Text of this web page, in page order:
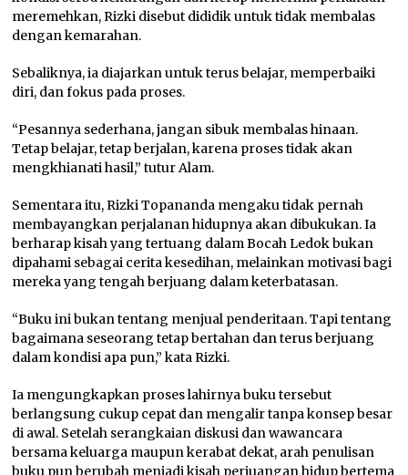
meremehkan, Rizki disebut dididik untuk tidak membalas
dengan kemarahan.
Sebaliknya, ia diajarkan untuk terus belajar, memperbaiki
diri, dan fokus pada proses.
“Pesannya sederhana, jangan sibuk membalas hinaan.
Tetap belajar, tetap berjalan, karena proses tidak akan
mengkhianati hasil,” tutur Alam.
Sementara itu, Rizki Topananda mengaku tidak pernah
membayangkan perjalanan hidupnya akan dibukukan. Ia
berharap kisah yang tertuang dalam Bocah Ledok bukan
dipahami sebagai cerita kesedihan, melainkan motivasi bagi
mereka yang tengah berjuang dalam keterbatasan.
“Buku ini bukan tentang menjual penderitaan. Tapi tentang
bagaimana seseorang tetap bertahan dan terus berjuang
dalam kondisi apa pun,” kata Rizki.
Ia mengungkapkan proses lahirnya buku tersebut
berlangsung cukup cepat dan mengalir tanpa konsep besar
di awal. Setelah serangkaian diskusi dan wawancara
bersama keluarga maupun kerabat dekat, arah penulisan
buku pun berubah menjadi kisah perjuangan hidup bertema